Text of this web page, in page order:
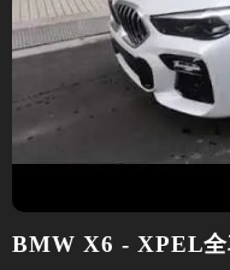
BMW X6 - XPEL全